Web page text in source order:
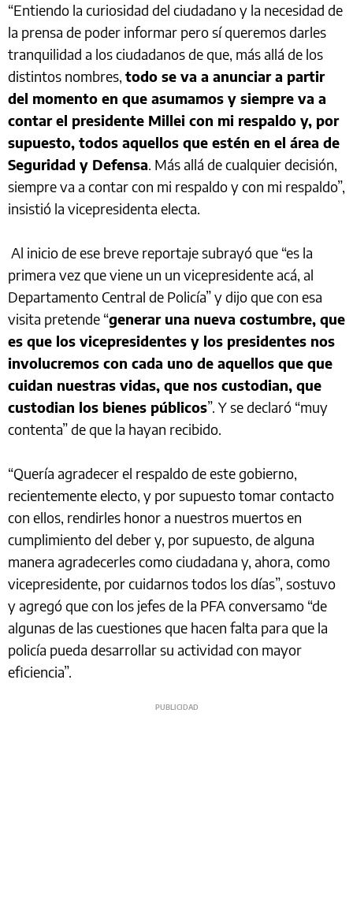
“Entiendo la curiosidad del ciudadano y la necesidad de
la prensa de poder informar pero sí queremos darles
tranquilidad a los ciudadanos de que, más allá de los
distintos nombres, todo se va a anunciar a partir
del momento en que asumamos y siempre va a
contar el presidente Millei con mi respaldo y, por
supuesto, todos aquellos que estén en el área de
Seguridad y Defensa. Más allá de cualquier decisión,
siempre va a contar con mi respaldo y con mi respaldo”,
insistió la vicepresidenta electa.
Al inicio de ese breve reportaje subrayó que “es la
primera vez que viene un un vicepresidente acá, al
Departamento Central de Policía” y dijo que con esa
visita pretende “generar una nueva costumbre, que
es que los vicepresidentes y los presidentes nos
involucremos con cada uno de aquellos que que
cuidan nuestras vidas, que nos custodian, que
custodian los bienes públicos”. Y se declaró “muy
contenta” de que la hayan recibido.
“Quería agradecer el respaldo de este gobierno,
recientemente electo, y por supuesto tomar contacto
con ellos, rendirles honor a nuestros muertos en
cumplimiento del deber y, por supuesto, de alguna
manera agradecerles como ciudadana y, ahora, como
vicepresidente, por cuidarnos todos los días”, sostuvo
y agregó que con los jefes de la PFA conversamo “de
algunas de las cuestiones que hacen falta para que la
policía pueda desarrollar su actividad con mayor
eficiencia”.